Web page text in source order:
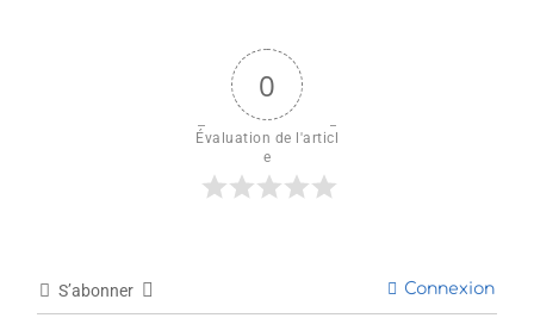
0
Évaluation de l'articl
e
S’abonner Connexion